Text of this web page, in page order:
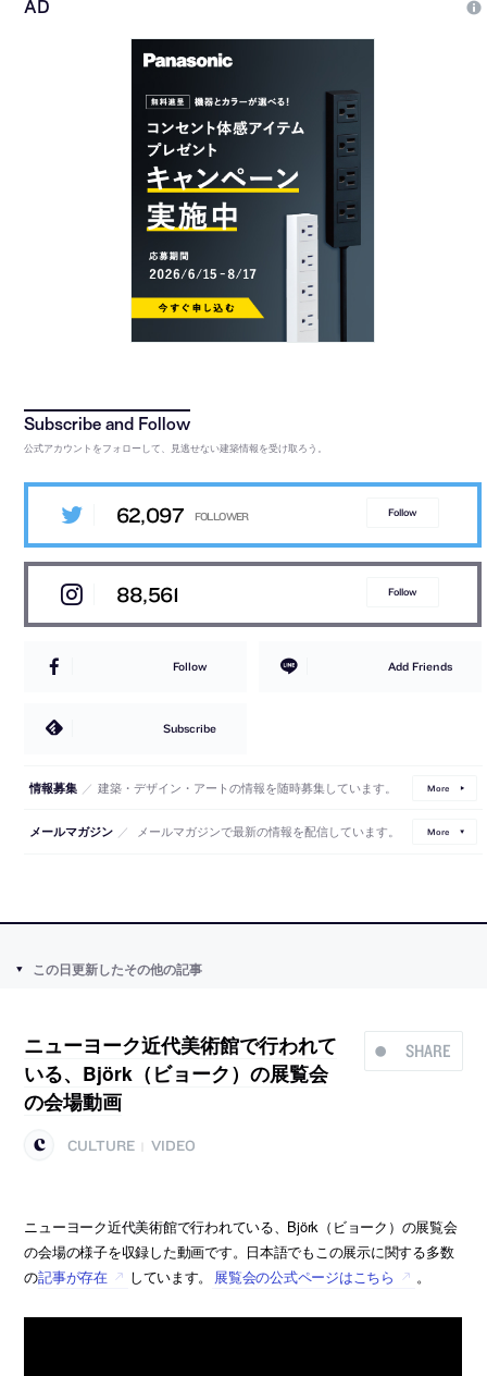
公式アカウントをフォローして、見逃せない建築情報を受け取ろう。
62,097 Follow
88,561 Follow
Follow Add Friends
Subscribe
情報募集 ／ 建築・デザイン・アートの情報を随時募集しています。 More
メールマガジン ／ メールマガジンで最新の情報を配信しています。 More
この日更新したその他の記事
SHARE
ニューヨーク近代美術館で行われて
いる、Björk（ビョーク）の展覧会
の会場動画
CULTURE VIDEO
ニューヨーク近代美術館で行われている、Björk（ビョーク）の展覧会
の会場の様子を収録した動画です。日本語でもこの展示に関する多数
の記事が存在 しています。 展覧会の公式ページはこちら 。